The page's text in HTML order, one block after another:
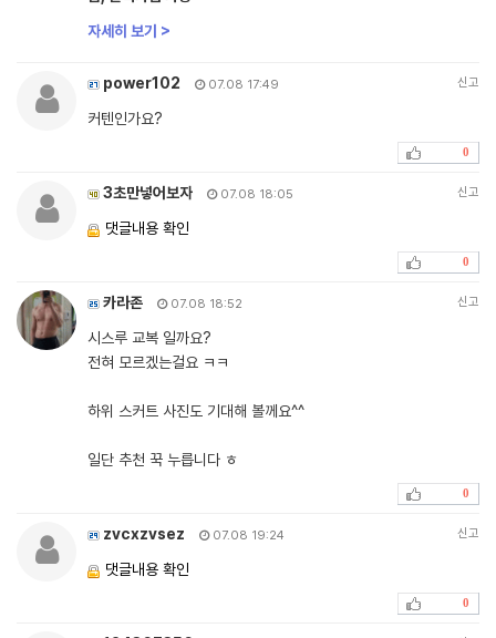
자세히 보기 >
power102 07.08 17:49 신고
커텐인가요?
0
3초만넣어보자 07.08 18:05 신고
댓글내용 확인
0
카라존 07.08 18:52 신고
시스루 교복 일까요?
전혀 모르겠는걸요 ㅋㅋ
하위 스커트 사진도 기대해 볼께요^^
일단 추천 꾹 누릅니다 ㅎ
0
zvcxzvsez 07.08 19:24 신고
댓글내용 확인
0